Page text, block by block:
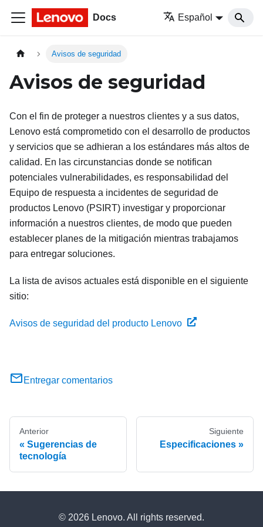
Docs Español
Avisos de seguridad
Avisos de seguridad
Con el fin de proteger a nuestros clientes y a sus datos,
Lenovo está comprometido con el desarrollo de productos
y servicios que se adhieran a los estándares más altos de
calidad. En las circunstancias donde se notifican
potenciales vulnerabilidades, es responsabilidad del
Equipo de respuesta a incidentes de seguridad de
productos Lenovo (PSIRT) investigar y proporcionar
información a nuestros clientes, de modo que pueden
establecer planes de la mitigación mientras trabajamos
para entregar soluciones.
La lista de avisos actuales está disponible en el siguiente
sitio:
Avisos de seguridad del producto Lenovo
Entregar comentarios
Anterior
Sugerencias de
tecnología
Siguiente
Especificaciones
© 2026 Lenovo. All rights reserved.